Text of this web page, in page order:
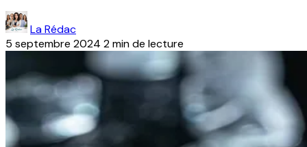
La Rédac
5 septembre 2024 2 min de lecture